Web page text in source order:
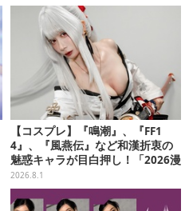
【コスプレ】『鳴潮』、『FF1
4』、『風燕伝』など和漢折衷の
魅惑キャラが目白押し！「2026漫
画博覧会」美麗レイヤー13選【写
真39枚】
2026.8.1